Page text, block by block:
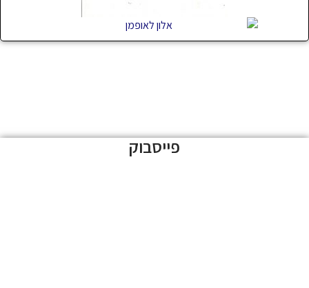
פייסבוק